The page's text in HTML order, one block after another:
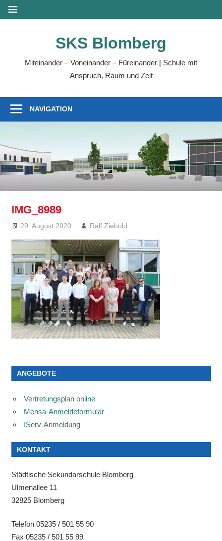
Zum
Inhalt
MENÜ
SKS Blomberg
Miteinander – Voneinander – Füreinander | Schule mit
Anspruch, Raum und Zeit
NAVIGATION
IMG_8989
29. August 2020 Ralf Ziebold
ANGEBOTE
Vertretungsplan online
Mensa-Anmeldeformular
IServ-Anmeldung
KONTAKT
Städtische Sekundarschule Blomberg
Ulmenallee 11
32825 Blomberg
Telefon 05235 / 501 55 90
Fax 05235 / 501 55 99